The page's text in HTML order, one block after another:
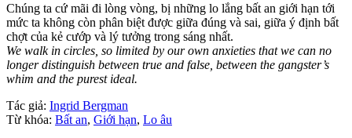
Chúng ta cứ mãi đi lòng vòng, bị những lo lắng bất an giới hạn tới
mức ta không còn phân biệt được giữa đúng và sai, giữa ý định bất
chợt của kẻ cướp và lý tưởng trong sáng nhất.
We walk in circles, so limited by our own anxieties that we can no
longer distinguish between true and false, between the gangster’s
whim and the purest ideal.
Tác giả: Ingrid Bergman
Từ khóa: Bất an, Giới hạn, Lo âu